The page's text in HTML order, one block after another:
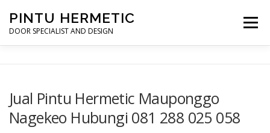
content
PINTU HERMETIC
DOOR SPECIALIST AND DESIGN
Menu
PROFILE KONTAK
Jual Pintu Hermetic Mauponggo
Nagekeo Hubungi 081 288 025 058